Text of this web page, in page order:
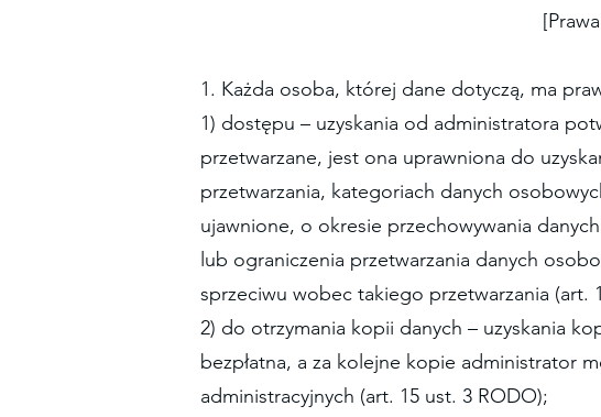
1. Każda osoba, której dane dotyczą, ma
1) dostępu – uzyskania od administratora
przetwarzane, jest ona uprawniona do
przetwarzania, kategoriach danych
ujawnione, o okresie przechowywania
lub ograniczenia przetwarzania danych
sprzeciwu wobec takiego przetwarzania (art.
2) do otrzymania kopii danych – uzyskania
bezpłatna, a za kolejne kopie administrator
administracyjnych (art. 15 ust. 3 RODO);